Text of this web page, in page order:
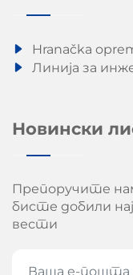
Hranačka
Линија за
Новински
Препоручите
бисте добили
вести